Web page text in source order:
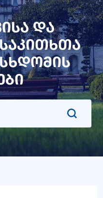
და